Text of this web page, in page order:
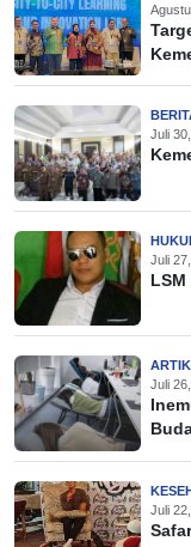
Juli
Juli
Juli
Juli